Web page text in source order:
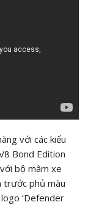
với các kiểu
Bond Edition
bộ mâm xe
trước phủ màu
‘Defender